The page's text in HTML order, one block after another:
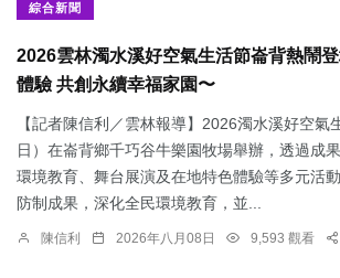
綜合新聞
2026雲林濁水溪好空氣生活節崙背熱鬧
體驗 共創永續幸福家園〜
【記者陳信利／雲林報導】2026濁水溪好空氣
日）在崙背鄉千巧谷牛樂園牧場舉辦，透過成
環境教育、舞台展演及在地特色體驗等多元活
防制成果，深化全民環境教育，並...
陳信利 2026年八月08日 9,593 觀看